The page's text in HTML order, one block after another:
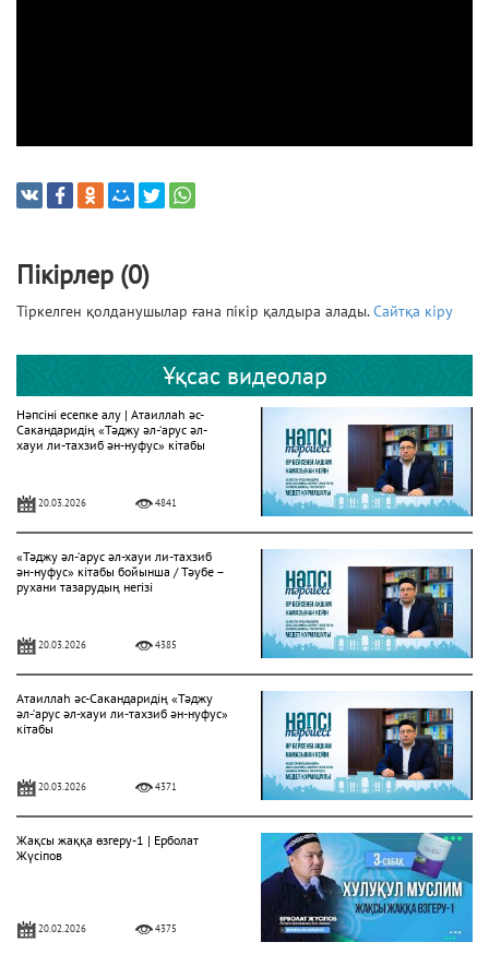
Пікірлер (0)
Тіркелген қолданушылар ғана пікір қалдыра алады.Сайтқа кіру
Ұқсас видеолар
Нәпсіні есепке алу | Атаиллаһ әс-
Сакандаридің «Тәджу әл-‘арус әл-
хауи ли-тахзиб ән-нуфус» кітабы
20.03.2026 4841
«Тәджу әл-‘арус әл-хауи ли-тахзиб
ән-нуфус» кітабы бойынша / Тәубе –
рухани тазарудың негізі
20.03.2026 4385
Атаиллаһ әс-Сакандаридің «Тәджу
әл-‘арус әл-хауи ли-тахзиб ән-нуфус»
кітабы
20.03.2026 4371
Жақсы жаққа өзгеру-1 | Ерболат
Жүсіпов
20.02.2026 4375